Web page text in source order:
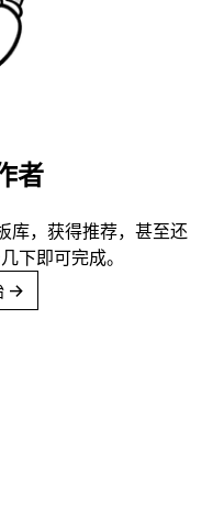
者
库，获得推荐，甚至还
即可完成。
→